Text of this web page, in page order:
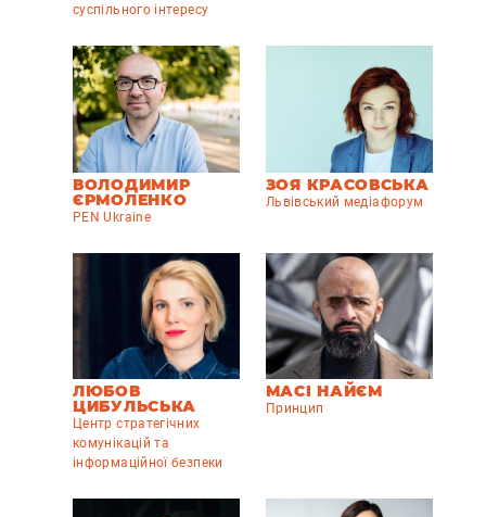
суспільного інтересу
ВОЛОДИМИР
ЄРМОЛЕНКО
PEN Ukraine
ЗОЯ КРАСОВСЬКА
Львівський медіафорум
ЛЮБОВ
ЦИБУЛЬСЬКА
Центр стратегічних
комунікацій та
інформаційної безпеки
МАСІ НАЙЄМ
Принцип